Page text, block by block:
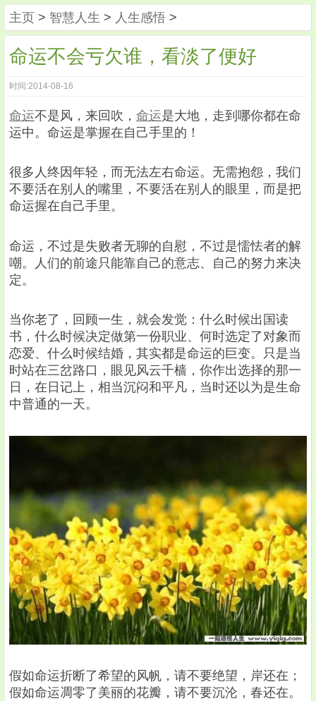
主页 > 智慧人生 > 人生感悟 >
命运不会亏欠谁，看淡了便好
时间:2014-08-16
命运不是风，来回吹， 命运是大地，走到哪你都在命
运中。命运是掌握在自己手里的！
很多人终因年轻，而无法左右命运。无需抱怨，我们
不要活在别人的嘴里，不要活在别人的眼里，而是把
命运握在自己手里。
命运，不过是失败者无聊的自慰，不过是懦怯者的解
嘲。人们的前途只能靠自己的意志、自己的努力来决
定。
当你老了，回顾一生，就会发觉：什么时候出国读
书，什么时候决定做第一份职业、何时选定了对象而
恋爱、什么时候结婚，其实都是命运的巨变。只是当
时站在三岔路口，眼见风云千樯，你作出选择的那一
日，在日记上，相当沉闷和平凡，当时还以为是生命
中普通的一天。
假如命运折断了希望的风帆，请不要绝望，岸还在；
假如命运凋零了美丽的花瓣，请不要沉沦，春还在。